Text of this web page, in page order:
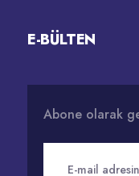
E-BÜLTEN
Abone olarak